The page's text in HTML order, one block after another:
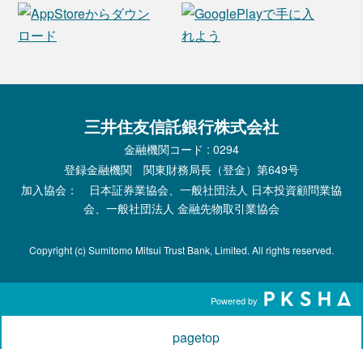
三井住友信託銀行株式会社
金融機関コード : 0294
登録金融機関 関東財務局長（登金）第649号
加入協会： 日本証券業協会、一般社団法人 日本投資顧問業協
会、一般社団法人 金融先物取引業協会
Copyright (c) Sumitomo Mitsui Trust Bank, Limited. All rights reserved.
Powered by
pagetop